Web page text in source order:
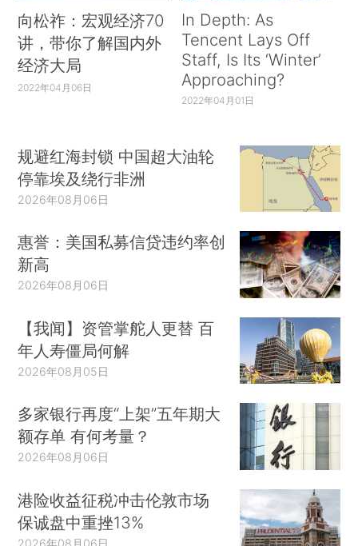
向松祚：宏观经济70
讲，带你了解国内外
经济大局
2022年04月06日
In Depth: As
Tencent Lays Off
Staff, Is Its ‘Winter’
Approaching?
2022年04月01日
规避红海封锁 中国超大油轮
停靠埃及绕行非洲
2026年08月06日
惠誉：美国私募信贷违约率创
新高
2026年08月06日
【我闻】资管掌舵人更替 百
年人寿僵局何解
2026年08月05日
多家银行再度“上架”五年期大
额存单 有何考量？
2026年08月06日
港险收益征税冲击伦敦市场
保诚盘中重挫13%
2026年08月06日